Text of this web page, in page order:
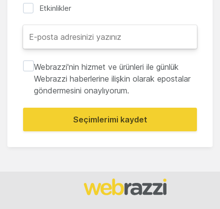
Etkinlikler
Webrazzi'nin hizmet ve ürünleri ile günlük
Webrazzi haberlerine ilişkin olarak epostalar
göndermesini onaylıyorum.
Seçimlerimi kaydet